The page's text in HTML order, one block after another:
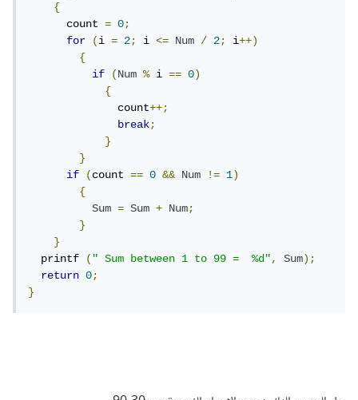
{
      count
= 0;
for
(i = 2; i <= Num / 2; i++)
{
if
(Num % i == 0)
{
	      count
++;
break;
}
}
if
(count == 0 && Num != 1)
{
Sum
= Sum + Num;
}
}
  printf
(" Sum between 1 to 99 =  %d", Sum);
return
0;
}